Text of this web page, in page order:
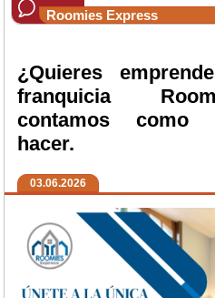
Roomies Express
¿Quieres
franquicia
contamos como
hacer.
03.06.2026